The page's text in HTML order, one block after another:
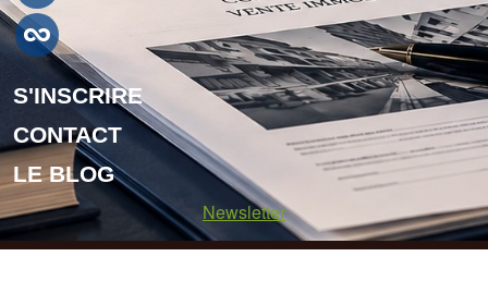
S'INSCRIRE
CONTACT
LE BLOG
Newsletter